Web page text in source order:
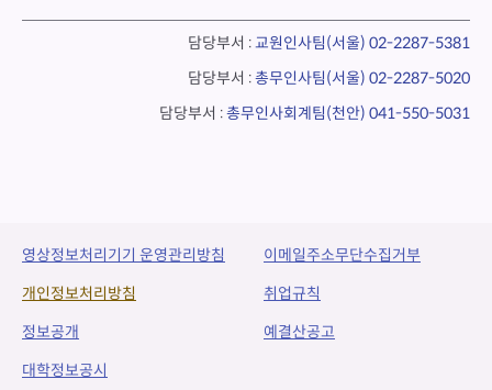
담당부서 :교원인사팀(서울) 02-2287-5381
담당부서 :총무인사팀(서울) 02-2287-5020
담당부서 :총무인사회계팀(천안) 041-550-5031
영상정보처리기기 운영관리방침
이메일주소무단수집거부
개인정보처리방침
취업규칙
정보공개
예결산공고
대학정보공시